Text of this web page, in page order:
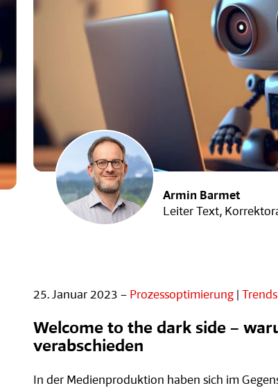
Armin Barmet
Leiter Text,
25. Januar 2023 – Prozessoptimierung Trends
Welcome to the dark side –
verabschieden
In der Medienproduktion haben sich im